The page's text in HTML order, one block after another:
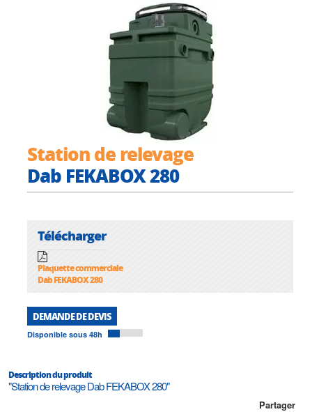
Station de relevage
Dab FEKABOX 280
Télécharger
Plaquette commerciale
Dab FEKABOX 280
DEMANDE DE DEVIS
Disponible sous 48h
Description du produit
"Station de relevage Dab FEKABOX 280"
Partager